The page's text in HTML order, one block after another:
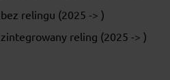
relingu (2025 -> )
reling (2025 -> )